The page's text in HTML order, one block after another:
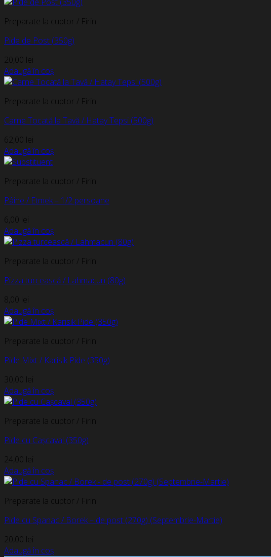
Preparate la cuptor / Firin
Pide de Post (350g)
20,00 lei
Adaugă în coș
Preparate la cuptor / Firin
Carne Tocată la Tavă / Hatay Tepsi (500g)
62,00 lei
Adaugă în coș
Preparate la cuptor / Firin
Pâine / Etmek – 1/2 persoane
6,00 lei
Adaugă în coș
Preparate la cuptor / Firin
Pizza turcească / Lahmacun (80g)
8,00 lei
Adaugă în coș
Preparate la cuptor / Firin
Pide Mixt / Karisik Pide (350g)
30,00 lei
Adaugă în coș
Preparate la cuptor / Firin
Pide cu Cașcaval (350g)
24,00 lei
Adaugă în coș
Preparate la cuptor / Firin
Pide cu Spanac / Borek – de post (270g) (Septembrie-Martie)
20,00 lei
Adaugă în coș